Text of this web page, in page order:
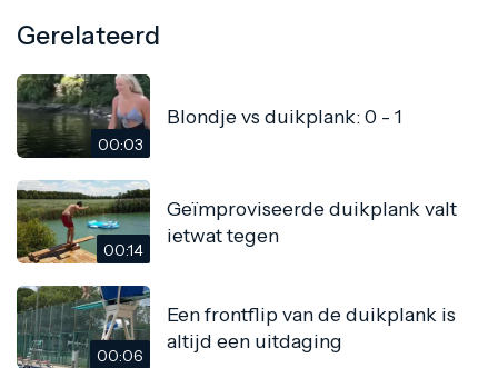
Gerelateerd
00:03
Blondje vs duikplank: 0 - 1
00:14
Geïmproviseerde duikplank valt
ietwat tegen
00:06
Een frontflip van de duikplank is
altijd een uitdaging